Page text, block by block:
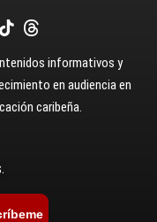
informativos y
en audiencia en
caribeña.